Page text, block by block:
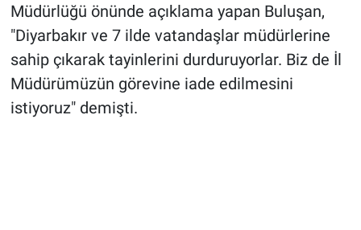
Müdürlüğü önünde açıklama yapan Buluşan,
"Diyarbakır ve 7 ilde vatandaşlar müdürlerine
sahip çıkarak tayinlerini durduruyorlar. Biz de İl
Müdürümüzün görevine iade edilmesini
istiyoruz" demişti.